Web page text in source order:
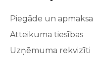
Piegāde un apmaksa
Atteikuma tiesības
Uzņēmuma rekvizīti